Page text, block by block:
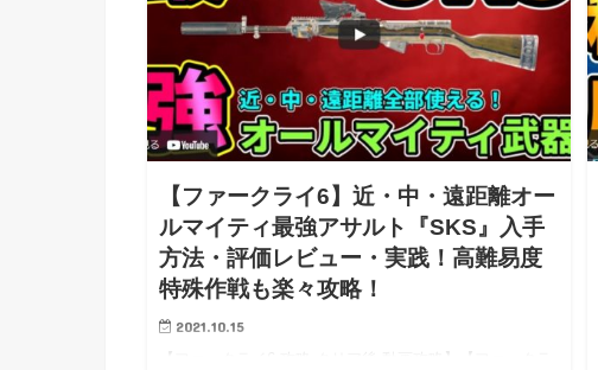
【ファークライ6】近・中・遠距離オー
ルマイティ最強アサルト『SKS』入手
方法・評価レビュー・実践！高難易度
特殊作戦も楽々攻略！
2021.10.15